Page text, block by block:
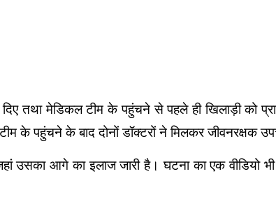
तथा मेडिकल टीम के पहुंचने से पहले ही खिलाड़ी को
के पहुंचने के बाद दोनों डॉक्टरों ने मिलकर जीवनरक्षक
उसका आगे का इलाज जारी है। घटना का एक वीडियो